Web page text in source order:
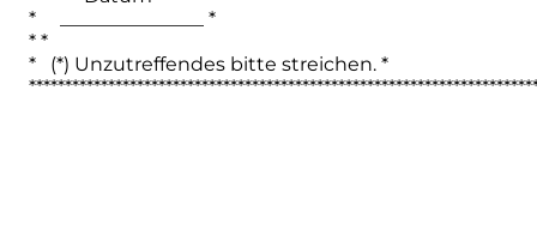
* _______________ *
* *
* (*) Unzutreffendes bitte streichen. *